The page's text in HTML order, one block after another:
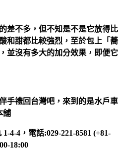
差不多，但不知是不是它放得比
和甜都比較強烈，至於包上「蕎
並沒有多大的加分效果，即便它
手禮回台灣吧，來到的是水戶車
舖
4-4，電話:029-221-8581 (+81-
18:00